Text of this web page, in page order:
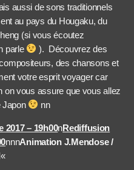
aussi de sons traditionnels
au pays du Hougaku, du
(si vous écoutez
parle
). Découvrez des
des chansons et
votre esprit voyager car
on vous assure que vous allez
Japon
nn
2017 – 19h00nRediffusion
nnnAnimation J.Mendose /
«